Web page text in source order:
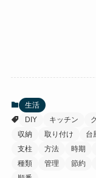
生活
DIY
キッチン
収納
取り付け 台
支柱
方法 時期
種類
管理 節約